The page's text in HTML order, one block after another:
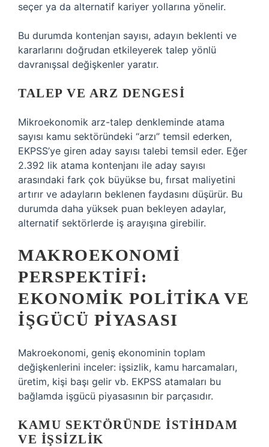
seçer ya da alternatif kariyer yollarına yönelir.
Bu durumda kontenjan sayısı, adayın beklenti ve
kararlarını doğrudan etkileyerek talep yönlü
davranışsal değişkenler yaratır.
TALEP VE ARZ DENGESI
Mikroekonomik arz-talep denkleminde atama
sayısı kamu sektöründeki “arzı” temsil ederken,
EKPSS’ye giren aday sayısı talebi temsil eder. Eğer
2.392 lik atama kontenjanı ile aday sayısı
arasındaki fark çok büyükse bu, fırsat maliyetini
artırır ve adayların beklenen faydasını düşürür. Bu
durumda daha yüksek puan bekleyen adaylar,
alternatif sektörlerde iş arayışına girebilir.
MAKROEKONOMI
PERSPEKTIFI:
EKONOMIK POLITIKA VE
İŞGÜCÜ PIYASASI
Makroekonomi, geniş ekonominin toplam
değişkenlerini inceler: işsizlik, kamu harcamaları,
üretim, kişi başı gelir vb. EKPSS atamaları bu
bağlamda işgücü piyasasının bir parçasıdır.
KAMU SEKTÖRÜNDE İSTIHDAM
VE İŞSIZLIK